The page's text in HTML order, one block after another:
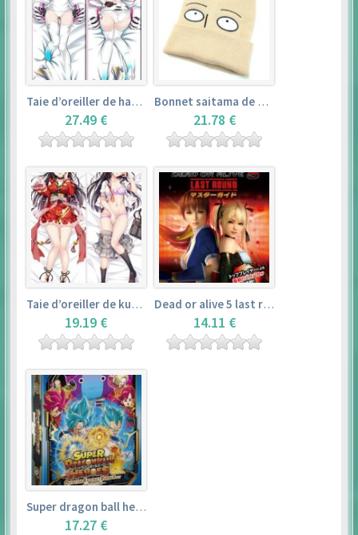
Taie d’oreiller de hatsune miku (150cm×50cm) – vocaloid
27.49 €
Bonnet saitama de one punch man
21.78 €
Taie d’oreiller de kurosawa dia (160x50cm) – love live! sunshine!!
19.19 €
Dead or alive 5 last round master guide
14.11 €
Super dragon ball heroes : official 4 pocket binder set
17.27 €